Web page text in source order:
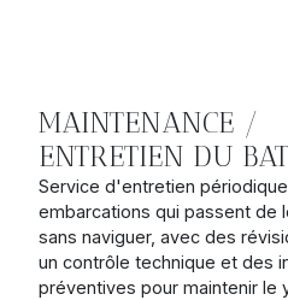
MAINTENANCE /
ENTRETIEN DU
Service d'entretien
embarcations qui passent de
sans naviguer, avec des
un contrôle technique et des
préventives pour maintenir le